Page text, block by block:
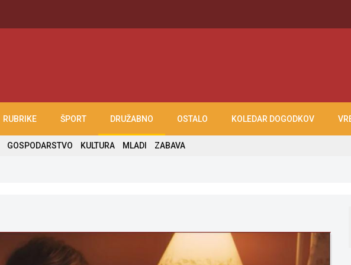
RUBRIKE ŠPORT DRUŽABNO OSTALO KOLEDAR DOGODKOV
GOSPODARSTVO KULTURA MLADI ZABAVA